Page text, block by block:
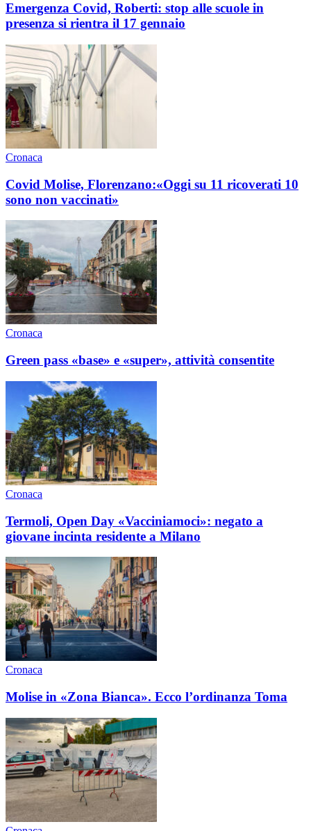
Emergenza Covid, Roberti: stop alle scuole in
presenza si rientra il 17 gennaio
Cronaca
Covid Molise, Florenzano:«Oggi su 11 ricoverati 10
sono non vaccinati»
Cronaca
Green pass «base» e «super», attività consentite
Cronaca
Termoli, Open Day «Vacciniamoci»: negato a
giovane incinta residente a Milano
Cronaca
Molise in «Zona Bianca». Ecco l’ordinanza Toma